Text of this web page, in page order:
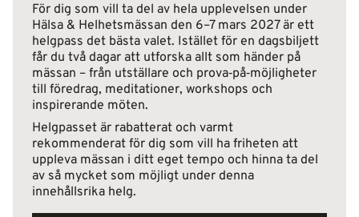
För dig som vill ta del av hela upplevelsen under
Hälsa & Helhetsmässan den 6–7 mars 2027 är ett
helgpass det bästa valet. Istället för en dagsbiljett
får du två dagar att utforska allt som händer på
mässan – från utställare och prova‑på‑möjligheter
till föredrag, meditationer, workshops och
inspirerande möten.
Helgpasset är rabatterat och varmt
rekommenderat för dig som vill ha friheten att
uppleva mässan i ditt eget tempo och hinna ta del
av så mycket som möjligt under denna
innehållsrika helg.